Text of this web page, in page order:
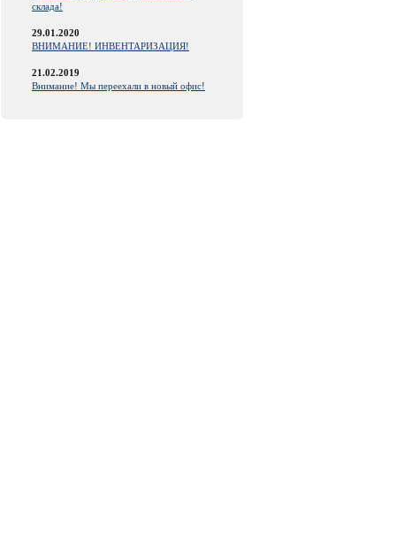
склада!
29.01.2020
ВНИМАНИЕ! ИНВЕНТАРИЗАЦИЯ!
21.02.2019
Внимание! Мы переехали в новый офис!